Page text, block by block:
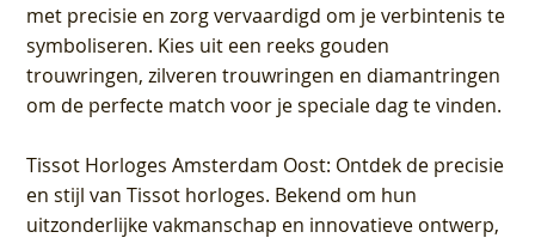
met precisie en zorg vervaardigd om je verbintenis te
symboliseren. Kies uit een reeks gouden
trouwringen, zilveren trouwringen en diamantringen
om de perfecte match voor je speciale dag te vinden.
Tissot Horloges Amsterdam Oost: Ontdek de precisie
en stijl van Tissot horloges. Bekend om hun
uitzonderlijke vakmanschap en innovatieve ontwerp,